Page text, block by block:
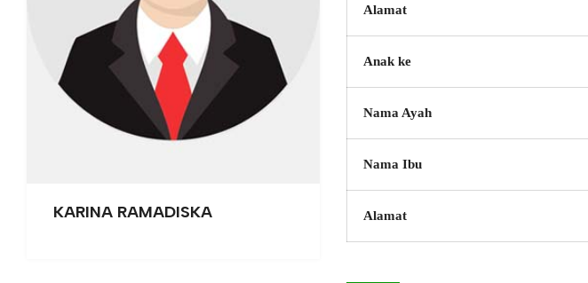
KARINA RAMADISKA
Alamat
Anak ke
Nama Ayah
Nama Ibu
Alamat